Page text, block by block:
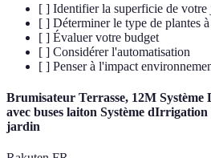
[ ] Identifier la superficie de votre
[ ] Déterminer le type de plantes
[ ] Évaluer votre budget
[ ] Considérer l'automatisation
[ ] Penser à l'impact
Brumisateur Terrasse, 12M
avec buses laiton Système
jardin